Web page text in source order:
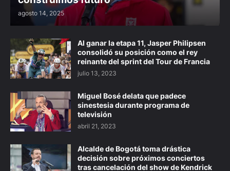
agosto 14, 2025
Al ganar la etapa 11, Jasper Philipsen
consolidó su posición como el rey
reinante del sprint del Tour de Francia
julio 13, 2023
Miguel Bosé delata que padece
sinestesia durante programa de
televisión
abril 21, 2023
Alcalde de Bogotá toma drástica
decisión sobre próximos conciertos
tras cancelación del show de Kendrick